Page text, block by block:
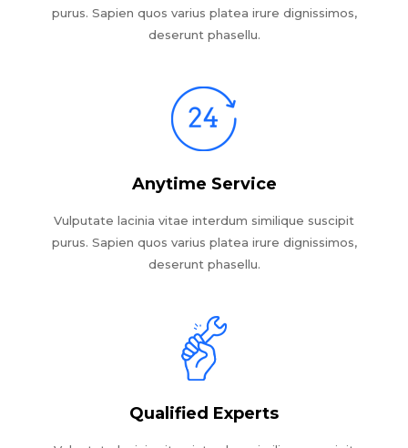
purus. Sapien quos varius platea irure dignissimos,
deserunt phasellu.
Anytime Service
Vulputate lacinia vitae interdum similique suscipit
purus. Sapien quos varius platea irure dignissimos,
deserunt phasellu.
Qualified Experts